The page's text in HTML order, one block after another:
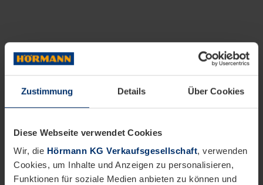
Zustimmung Details Über Cookies
Diese Webseite verwendet Cookies
Wir, die Hörmann KG Verkaufsgesellschaft, verwenden
Cookies, um Inhalte und Anzeigen zu personalisieren,
Funktionen für soziale Medien anbieten zu können und